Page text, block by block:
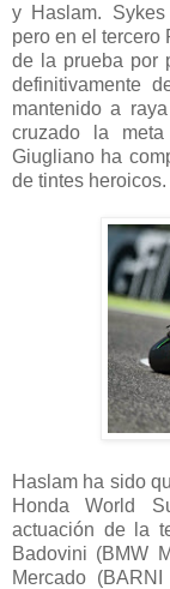
y Haslam.
pero en el tercero
de la prueba por
definitivamente
mantenido a
cruzado la
Giugliano ha
de tintes heroicos.
Haslam ha sido
Honda World
actuación de la
Badovini (BMW
Mercado